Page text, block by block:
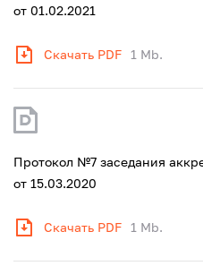
от 01.02.2021
Скачать PDF 1 Mb.
Протокол №7 заседания
от 15.03.2020
Скачать PDF 1 Mb.